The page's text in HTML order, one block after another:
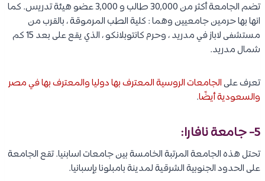
تضم الجامعة أكثر من 30,000 طالب و 3,000 عضو هيئة تدريس. كما
انها بها حرمين جامعيين وهما : كلية الطب المرموقة ، بالقرب من
مستشفى لاباز في مدريد ، وحرم كانتوبلانكو ، الذي يقع على بعد 15 كم
شمال مدريد.
تعرف علىالجامعات الروسية المعترف بها دوليا والمعترف بها في مصر
والسعودية أيضًا.
5- جامعة نافارا:
تحتل هذه الجامعة المرتبة الخامسة بين جامعات اسابنيا. تقع الجامعة
على الحدود الجنوبية الشرقية لمدينة بامبلونا بإسبانيا.